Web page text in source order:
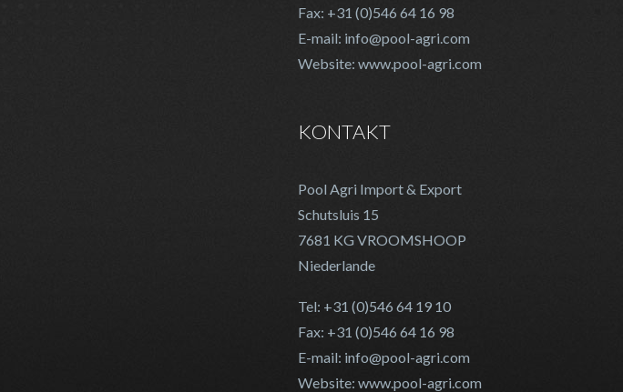
Fax: +31 (0)546 64 16 98
E-mail: info@pool-agri.com
Website: www.pool-agri.com
KONTAKT
Pool Agri Import & Export
Schutsluis 15
7681 KG VROOMSHOOP
Niederlande
Tel: +31 (0)546 64 19 10
Fax: +31 (0)546 64 16 98
E-mail: info@pool-agri.com
Website: www.pool-agri.com